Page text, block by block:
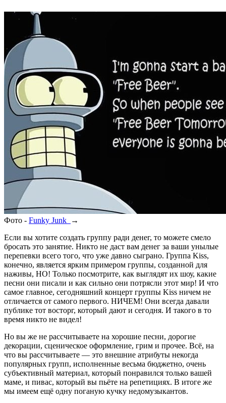
Фото - Funky Junk
→
Если вы хотите создать группу ради денег, то можете смело
бросать это занятие. Никто не даст вам денег за ваши унылые
перепевки всего того, что уже давно сыграно. Группа Kiss,
конечно, является ярким примером группы, созданной для
наживы, НО! Только посмотрите, как выглядят их шоу, какие
песни они писали и как сильно они потрясли этот мир! И что
самое главное, сегодняшний концерт группы Kiss ничем не
отличается от самого первого. НИЧЕМ! Они всегда давали
публике тот восторг, который дают и сегодня. И такого в то
время никто не видел!
Но вы же не рассчитываете на хорошие песни, дорогие
декорации, сценическое оформление, грим и прочее. Всё, на
что вы рассчитываете — это внешние атрибуты некогда
популярных групп, исполненные весьма бюджетно, очень
субъективный материал, который понравился только вашей
маме, и пивас, который вы пьёте на репетициях. В итоге же
мы имеем ещё одну поганую кучку недомузыкантов.